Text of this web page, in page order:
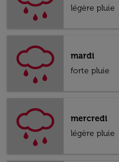
légère pluie
mardi
forte pluie
mercredi
légère pluie